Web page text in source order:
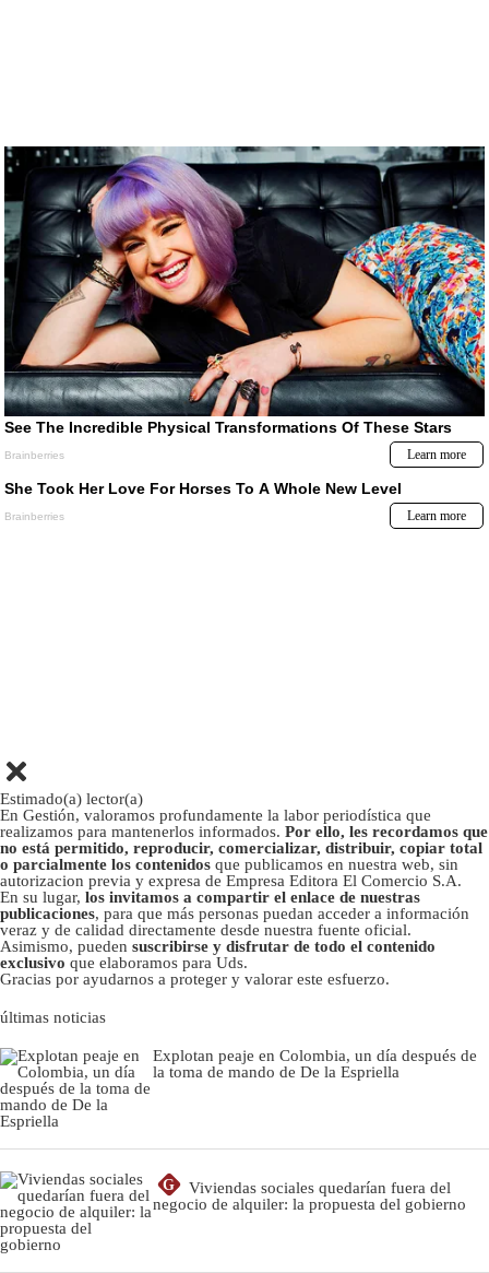
Estimado(a) lector(a)
En Gestión, valoramos profundamente la labor periodística que
realizamos para mantenerlos informados. Por ello, les recordamos que
no está permitido, reproducir, comercializar, distribuir, copiar total
o parcialmente los contenidos que publicamos en nuestra web, sin
autorizacion previa y expresa de Empresa Editora El Comercio S.A.
En su lugar, los invitamos a compartir el enlace de nuestras
publicaciones, para que más personas puedan acceder a información
veraz y de calidad directamente desde nuestra fuente oficial.
Asimismo, pueden suscribirse y disfrutar de todo el contenido
exclusivo que elaboramos para Uds.
Gracias por ayudarnos a proteger y valorar este esfuerzo.
últimas noticias
Explotan peaje en Colombia, un día después de
la toma de mando de De la Espriella
G
Viviendas sociales quedarían fuera del
negocio de alquiler: la propuesta del gobierno